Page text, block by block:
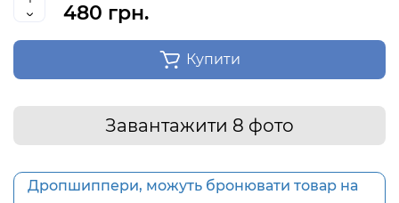
480 грн.
Купити
Завантажити 8 фото
Дропшиппери, можуть бронювати товар на